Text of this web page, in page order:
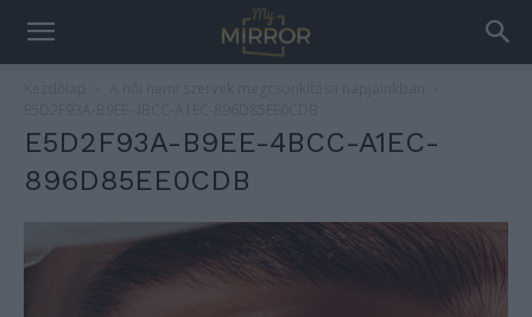
E5D2F93A-B9EE-4BCC-A1EC-
896D85EE0CDB